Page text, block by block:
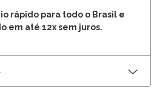
rápido para todo o Brasil e
em até 12x sem juros.